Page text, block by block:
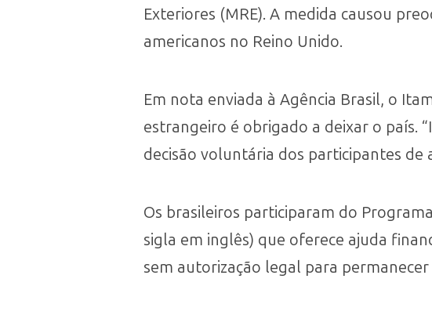
Exteriores (MRE). A medida causou
americanos no Reino Unido.
Em nota enviada à Agência Brasil, o
estrangeiro é obrigado a deixar o país.
decisão voluntária dos participantes de
Os brasileiros participaram do
sigla em inglês) que oferece ajuda
sem autorização legal para permanecer